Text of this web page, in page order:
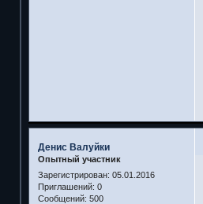
Денис Валуйки
Опытный участник
Зарегистрирован: 05.01.2016
Приглашений: 0
Сообщений: 500